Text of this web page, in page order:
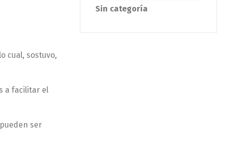
cual, sostuvo,
a facilitar el
ser
Sin categoría